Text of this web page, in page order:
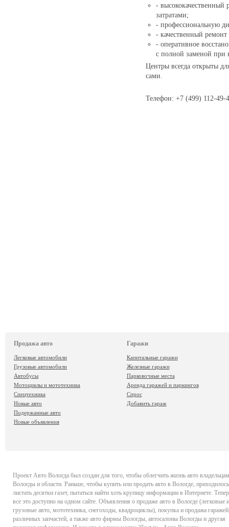
-
затратами;
- профессиональную
- качественный
- оперативное
с полной заменой при
Центры всегда открыты
сами.
Телефон: +7 (499) 112-49-
Продажа авто
Легковые автомобили
Грузовые автомобили
Автобусы
Мотоциклы и мототехника
Спецтехника
Новые авто
Подержанные авто
Новые объявления
Гаражи
Капитальные гаражи
Железные гаражи
Парковочные места
Аренда гаражей и паркингов
Спрос
Добавить гараж
Проект Авто Вологда был создан для того, чтобы облегчить жизнь авто владельцам
Вологды и области. Раньше, чтобы купить или продать авто в Вологде, приходилось
листать десятки газет, пытаться найти хоть крупицу информации в Интернете.
все это доступно на одном сайте. Объявления о продаже авто в Вологде (легковые и
грузовые авто, мототехника, снегоходы, квадроциклы), покупка и продажа
различных запчастей, а также авто фирмы Вологды, автосалоны Вологды и другая